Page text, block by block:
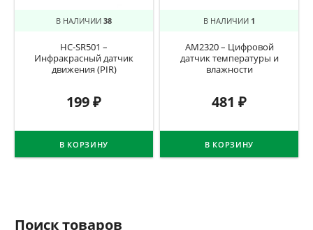
В НАЛИЧИИ 38
HC-SR501 –
Инфракрасный датчик
движения (PIR)
199₽
В КОРЗИНУ
В НАЛИЧИИ 1
AM2320 – Цифровой
датчик температуры и
влажности
481 ₽
В КОРЗИНУ
Поиск товаров